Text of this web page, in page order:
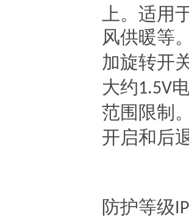
上。适用
风供暖等
加旋转开
大约1.5V
范围限制
开启和后
防护等级